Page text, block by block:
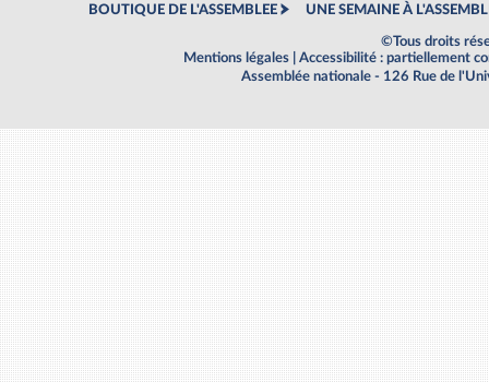
BOUTIQUE DE L'ASSEMBLEE UNE SEMAINE À
©Tous droits
Mentions légales
Accessibilité : partiellement
Assemblée nationale - 126 Rue de